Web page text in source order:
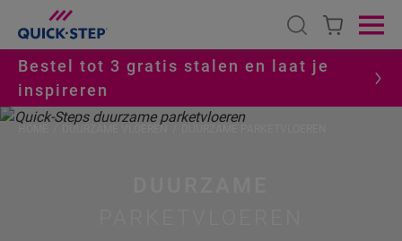
Open search
Bestel tot 3 gratis stalen en laat je
inspireren